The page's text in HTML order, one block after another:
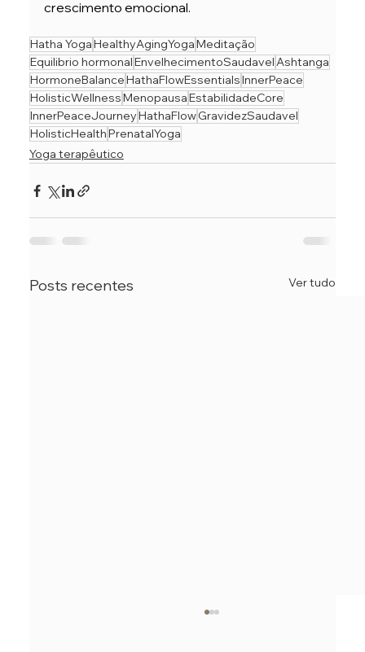
crescimento emocional.
Hatha YogaHealthyAgingYogaMeditação
Equilibrio hormonalEnvelhecimentoSaudavelAshtanga
HormoneBalanceHathaFlowEssentialsInnerPeace
HolisticWellnessMenopausaEstabilidadeCore
InnerPeaceJourneyHathaFlowGravidezSaudavel
HolisticHealthPrenatalYoga
Yoga terapêutico
Posts recentes Ver tudo